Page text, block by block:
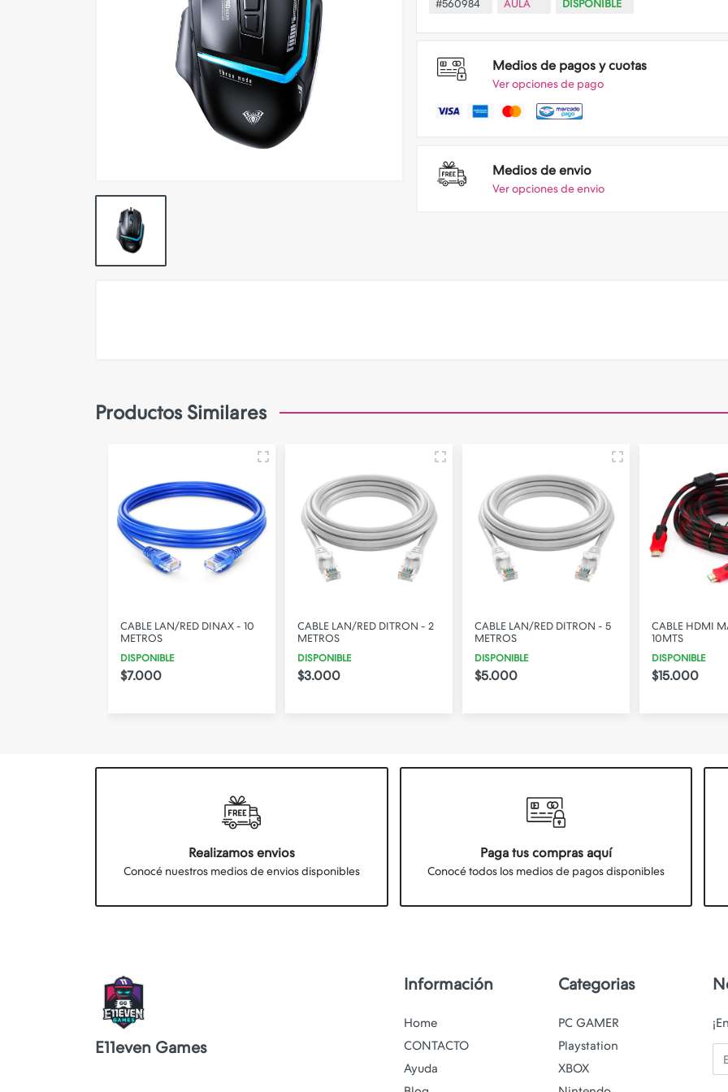
SEMINUEVOS
Notebooks
Perifericos PC
2X1 DIGITALES PS4/PS5
PERSONALIZA TU FUNDA!
#560984 AULA DISPONIBLE
Medios de pagos y cuotas
Ver opciones de pago
Medios de envio
Ver opciones de envio
Productos Similares
CABLE LAN/RED DITRON - 2
METROS
DISPONIBLE
$3.000
CABLE LAN/RED DITRON - 5
METROS
DISPONIBLE
$5.000
CABLE HDMI MALLADO
10MTS
DISPONIBLE
$15.000
RECEPTOR USB
LINK - AC600
DISPONIBLE
$26.000
Realizamos envios
Conocé nuestros medios de envios disponibles
Paga tus compras aquí
Conocé todos los medios de pagos disponibles
E11even Games
Información
Home
CONTACTO
Ayuda
Categorias
PC GAMER
Playstation
XBOX